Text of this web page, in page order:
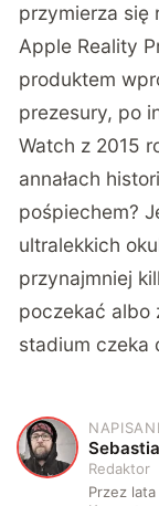
przymierza się
Apple Reality
produktem
prezesury, po
Watch z 2015
annałach
pośpiechem?
ultralekkich
przynajmniej
poczekać albo
stadium czeka
S
Redaktor
Przez